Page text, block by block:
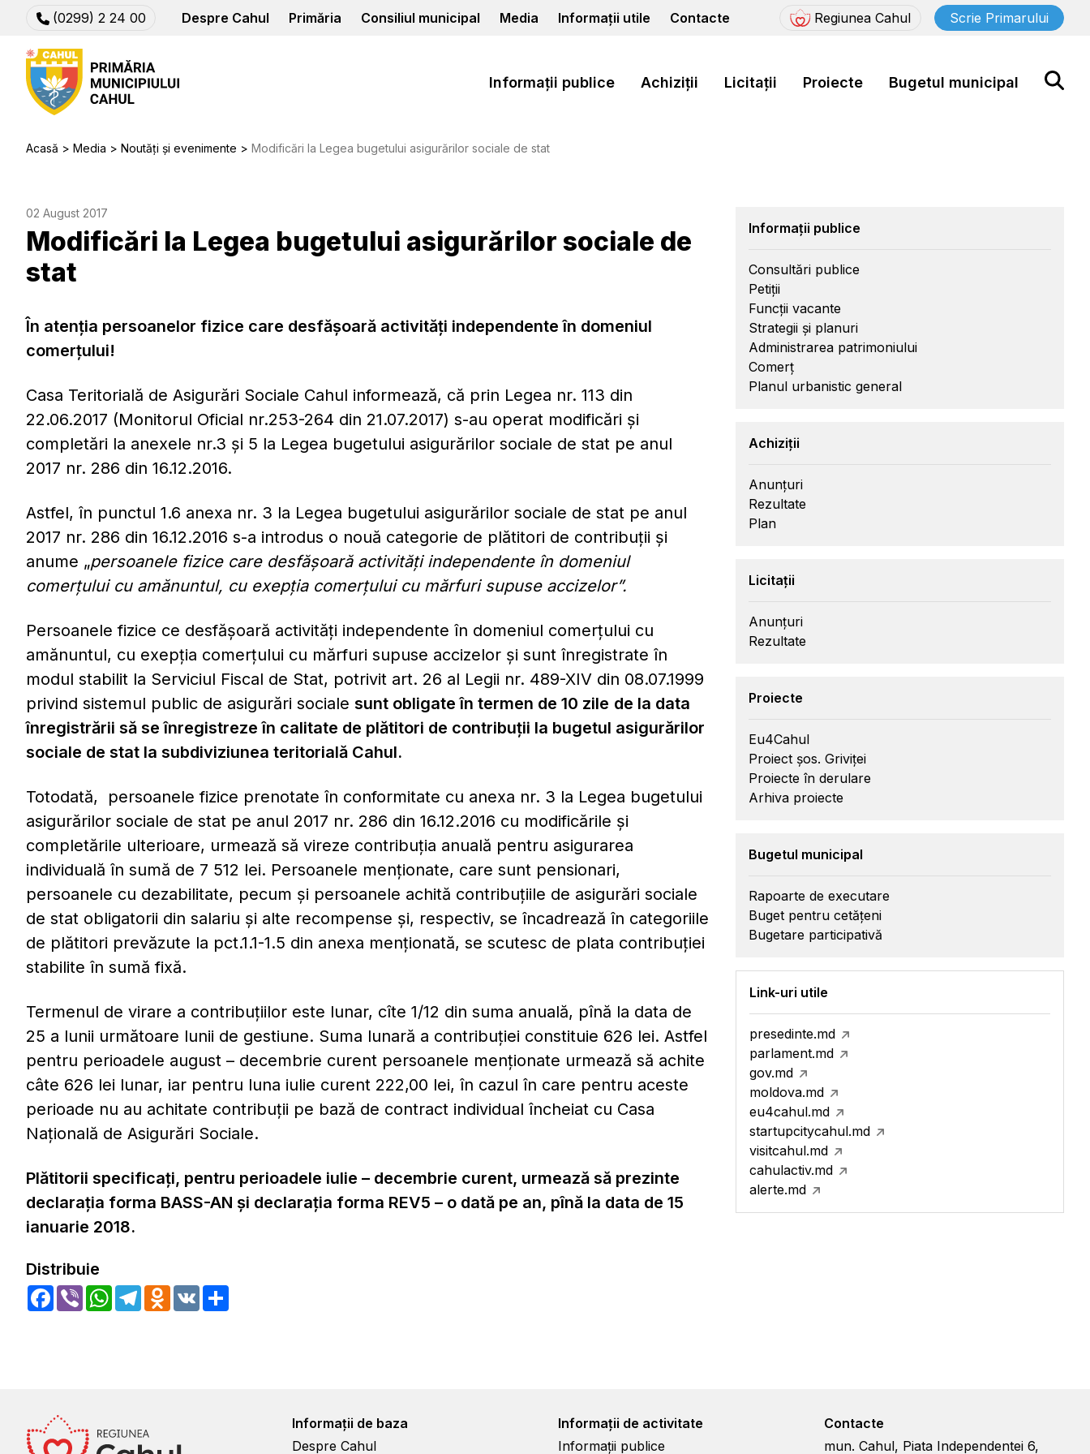
(0299) 2 24 00 Despre Cahul Primăria Consiliul municipal Media Informații utile Contacte Regiunea Cahul Scrie Primarului
Informații publice Achiziții Licitații Proiecte Bugetul municipal
Acasă Media Noutăți și evenimente Modificări la Legea bugetului asigurărilor sociale de stat
02 August 2017
Modificări la Legea bugetului asigurărilor sociale de
stat
În atenţia persoanelor fizice care desfășoară activități independente în domeniul
comerţului!
Casa Teritorială de Asigurări Sociale Cahul informează, că prin Legea nr. 113 din
22.06.2017 (Monitorul Oficial nr.253-264 din 21.07.2017) s-au operat modificări şi
completări la anexele nr.3 şi 5 la Legea bugetului asigurărilor sociale de stat pe anul
2017 nr. 286 din 16.12.2016.
Astfel, în punctul 1.6 anexa nr. 3 la Legea bugetului asigurărilor sociale de stat pe anul
2017 nr. 286 din 16.12.2016 s-a introdus o nouă categorie de plătitori de contribuţii şi
anume „persoanele fizice care desfășoară activități independente în domeniul
comerţului cu amănuntul, cu exepţia comerţului cu mărfuri supuse accizelor”.
Persoanele fizice ce desfăşoară activităţi independente în domeniul comerţului cu
amănuntul, cu exepţia comerţului cu mărfuri supuse accizelor şi sunt înregistrate în
modul stabilit la Serviciul Fiscal de Stat, potrivit art. 26 al Legii nr. 489-XIV din 08.07.1999
privind sistemul public de asigurări sociale sunt obligate în termen de 10 zile de la data
înregistrării să se înregistreze în calitate de plătitori de contribuţii la bugetul asigurărilor
sociale de stat la subdiviziunea teritorială Cahul.
Totodată, persoanele fizice prenotate în conformitate cu anexa nr. 3 la Legea bugetului
asigurărilor sociale de stat pe anul 2017 nr. 286 din 16.12.2016 cu modificările şi
completările ulterioare, urmează să vireze contribuţia anuală pentru asigurarea
individuală în sumă de 7 512 lei. Persoanele menţionate, care sunt pensionari,
persoanele cu dezabilitate, pecum şi persoanele achită contribuţiile de asigurări sociale
de stat obligatorii din salariu şi alte recompense şi, respectiv, se încadrează în categoriile
de plătitori prevăzute la pct.1.1-1.5 din anexa menţionată, se scutesc de plata contribuţiei
stabilite în sumă fixă.
Termenul de virare a contribuţiilor este lunar, cîte 1/12 din suma anuală, pînă la data de
25 a lunii următoare lunii de gestiune. Suma lunară a contribuţiei constituie 626 lei. Astfel
pentru perioadele august – decembrie curent persoanele menţionate urmează să achite
câte 626 lei lunar, iar pentru luna iulie curent 222,00 lei, în cazul în care pentru aceste
perioade nu au achitate contribuţii pe bază de contract individual încheiat cu Casa
Naţională de Asigurări Sociale.
Plătitorii specificaţi, pentru perioadele iulie – decembrie curent, urmează să prezinte
declaraţia forma BASS-AN şi declaraţia forma REV5 – o dată pe an, pînă la data de 15
ianuarie 2018.
Distribuie
Facebook
Viber WhatsApp
TelegramOdnoklassniki
VK
Informații publice
Consultări publice
Petiții
Funcții vacante
Strategii și planuri
Administrarea patrimoniului
Comerț
Planul urbanistic general
Achiziții
Anunțuri
Rezultate
Plan
Licitații
Anunțuri
Rezultate
Proiecte
Eu4Cahul
Proiect șos. Griviței
Proiecte în derulare
Arhiva proiecte
Bugetul municipal
Rapoarte de executare
Buget pentru cetățeni
Bugetare participativă
Link-uri utile
presedinte.md
parlament.md
gov.md
moldova.md
eu4cahul.md
startupcitycahul.md
visitcahul.md
cahulactiv.md
alerte.md
Informații de baza
Despre Cahul
Informații de activitate
Informații publice
Contacte
mun. Cahul, Piata Independentei 6,